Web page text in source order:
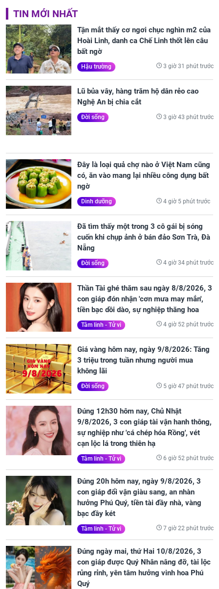
TIN MỚI NHẤT
Tận mắt thấy cơ ngơi chục nghìn m2 của
Hoài Linh, danh ca Chế Linh thốt lên câu
bất ngờ
Hậu trường 3 giờ 31 phút trước
Lũ bủa vây, hàng trăm hộ dân rẻo cao
Nghệ An bị chia cắt
Đời sống 3 giờ 43 phút trước
Đây là loại quả chợ nào ở Việt Nam cũng
có, ăn vào mang lại nhiều công dụng bất
ngờ
Dinh dưỡng 4 giờ 5 phút trước
Đã tìm thấy một trong 3 cô gái bị sóng
cuốn khi chụp ảnh ở bán đảo Sơn Trà, Đà
Nẵng
Đời sống 4 giờ 34 phút trước
Thần Tài ghé thăm sau ngày 8/8/2026, 3
con giáp đón nhận 'cơn mưa may mắn',
tiền bạc dồi dào, sự nghiệp thăng hoa
Tâm linh - Tử vi 4 giờ 52 phút trước
Giá vàng hôm nay, ngày 9/8/2026: Tăng
3 triệu trong tuần nhưng người mua
không lãi
Đời sống 5 giờ 47 phút trước
Đúng 12h30 hôm nay, Chủ Nhật
9/8/2026, 3 con giáp tài vận hanh thông,
sự nghiệp như 'cá chép hóa Rồng', vét
cạn lộc lá trong thiên hạ
Tâm linh - Tử vi 6 giờ 52 phút trước
Đúng 20h hôm nay, ngày 9/8/2026, 3
con giáp đổi vận giàu sang, an nhàn
hưởng Phú Quý, tiền tài đầy nhà, vàng
bạc đầy két
Tâm linh - Tử vi 7 giờ 22 phút trước
Đúng ngày mai, thứ Hai 10/8/2026, 3
con giáp được Quý Nhân nâng đỡ, tài lộc
rủng rỉnh, yên tâm hưởng vinh hoa Phú
Quý